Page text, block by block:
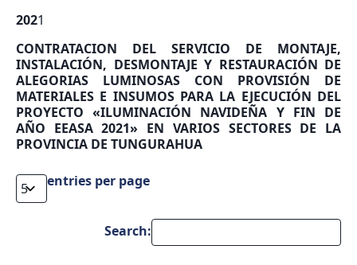
2021
CONTRATACION DEL SERVICIO DE MONTAJE,
INSTALACIÓN, DESMONTAJE Y RESTAURACIÓN DE
ALEGORIAS LUMINOSAS CON PROVISIÓN DE
MATERIALES E INSUMOS PARA LA EJECUCIÓN DEL
PROYECTO «ILUMINACIÓN NAVIDEÑA Y FIN DE
AÑO EEASA 2021» EN VARIOS SECTORES DE LA
PROVINCIA DE TUNGURAHUA
entries per page
Search: